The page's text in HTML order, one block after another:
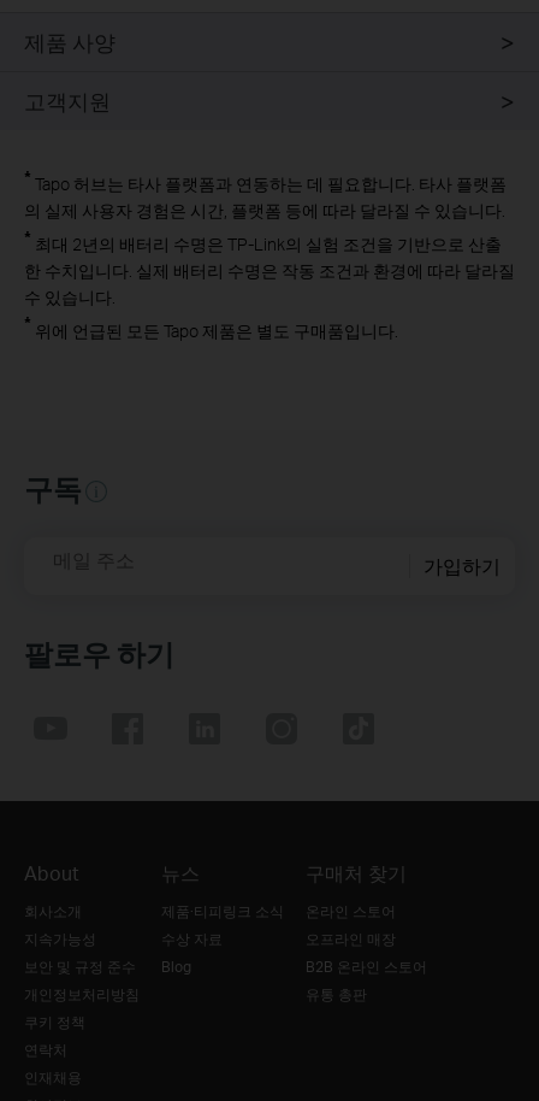
제품 사양
고객지원
* Tapo 허브는 타사 플랫폼과 연동하는 데 필요합니다. 타사 플랫폼
의 실제 사용자 경험은 시간, 플랫폼 등에 따라 달라질 수 있습니다
* 최대 2년의 배터리 수명은 TP-Link의 실험 조건을 기반으로 산출
한 수치입니다. 실제 배터리 수명은 작동 조건과 환경에 따라 달라질
수 있습니다.
* 위에 언급된 모든 Tapo 제품은 별도 구매품입니다.
구독
메일 주소 가입하기
팔로우 하기
About
회사소개
지속가능성
보안 및 규정 준수
개인정보처리방침
쿠키 정책
연락처
인재채용
뉴스
제품·티피링크 소식
수상 자료
Blog
구매처 찾기
온라인 스토어
오프라인 매장
B2B 온라인 스토어
유통 총판